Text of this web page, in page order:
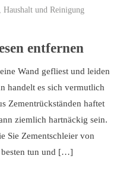
, Haushalt und Reinigung
entfernen
Wand gefliest und leiden
handelt es sich vermutlich
Zementrückständen haftet
ziemlich hartnäckig sein.
Sie Zementschleier von
besten tun und […]